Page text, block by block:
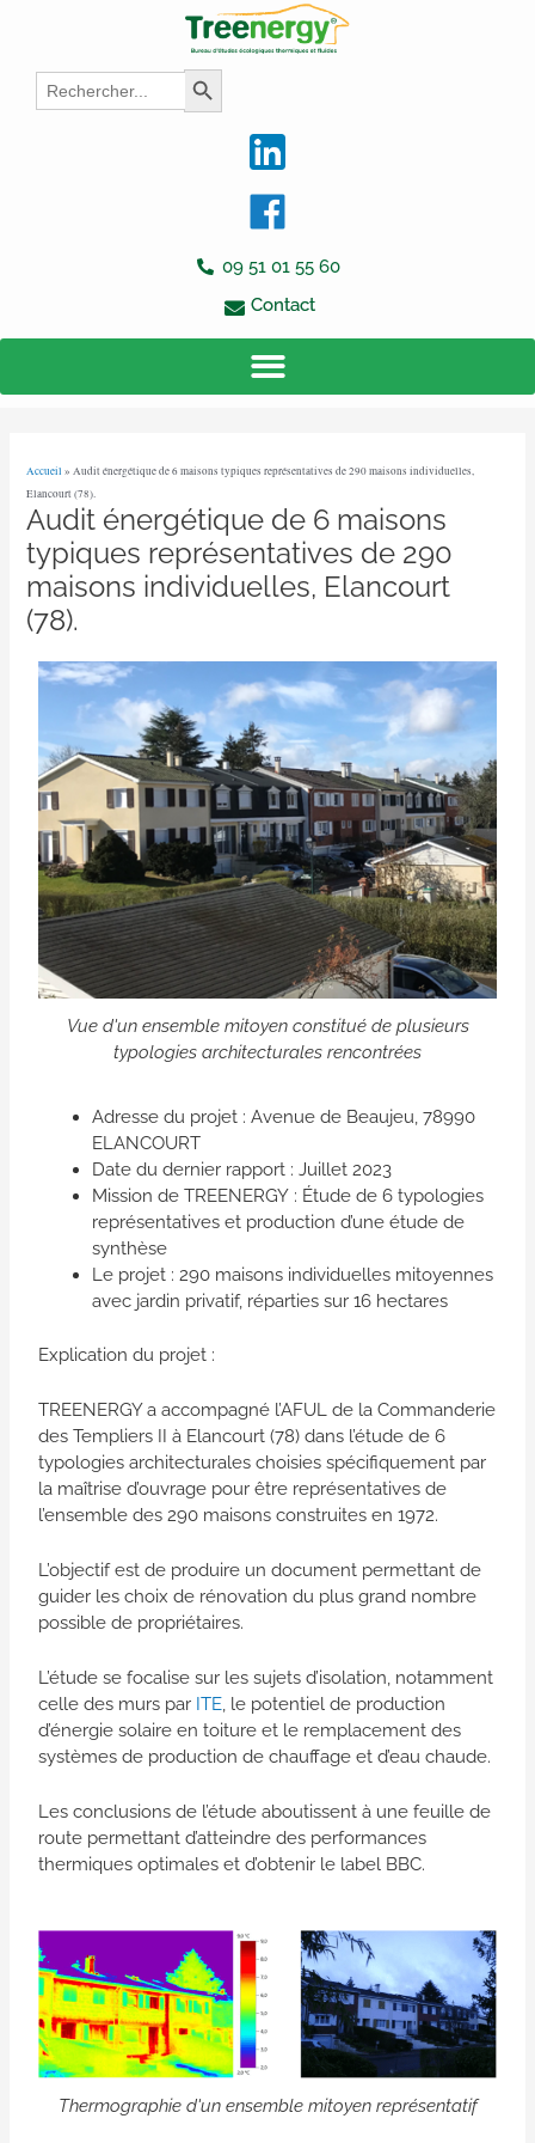
Search
for:
Search Button
09 51 01 55 60
Contact
Accueil » Audit énergétique de 6 maisons typiques représentatives de 290 maisons individuelles,
Elancourt (78).
Audit énergétique de 6 maisons
typiques représentatives de 290
maisons individuelles, Elancourt
(78).
Vue d'un ensemble mitoyen constitué de plusieurs
typologies architecturales rencontrées
Adresse du projet : Avenue de Beaujeu, 78990
ELANCOURT
Date du dernier rapport : Juillet 2023
Mission de TREENERGY : Étude de 6 typologies
représentatives et production d’une étude de
synthèse
Le projet : 290 maisons individuelles mitoyennes
avec jardin privatif, réparties sur 16 hectares
Explication du projet :
TREENERGY a accompagné l’AFUL de la Commanderie
des Templiers II à Elancourt (78) dans l’étude de 6
typologies architecturales choisies spécifiquement par
la maîtrise d’ouvrage pour être représentatives de
l’ensemble des 290 maisons construites en 1972.
L’objectif est de produire un document permettant de
guider les choix de rénovation du plus grand nombre
possible de propriétaires.
L’étude se focalise sur les sujets d’isolation, notamment
celle des murs par ITE, le potentiel de production
d’énergie solaire en toiture et le remplacement des
systèmes de production de chauffage et d’eau chaude.
Les conclusions de l’étude aboutissent à une feuille de
route permettant d’atteindre des performances
thermiques optimales et d’obtenir le label BBC.
Thermographie d'un ensemble mitoyen représentatif